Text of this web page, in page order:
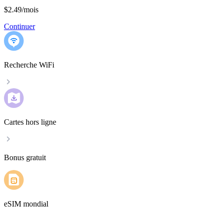
$2.49/mois
Continuer
Recherche WiFi
Cartes hors ligne
Bonus gratuit
eSIM mondial